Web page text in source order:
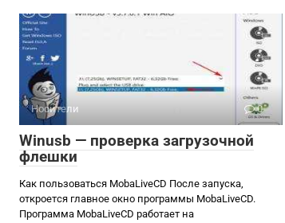
Носители 0
Winusb — проверка загрузочной
флешки
Как пользоваться MobaLiveCD После запуска,
откроется главное окно программы MobaLiveCD.
Программа MobaLiveCD работает на